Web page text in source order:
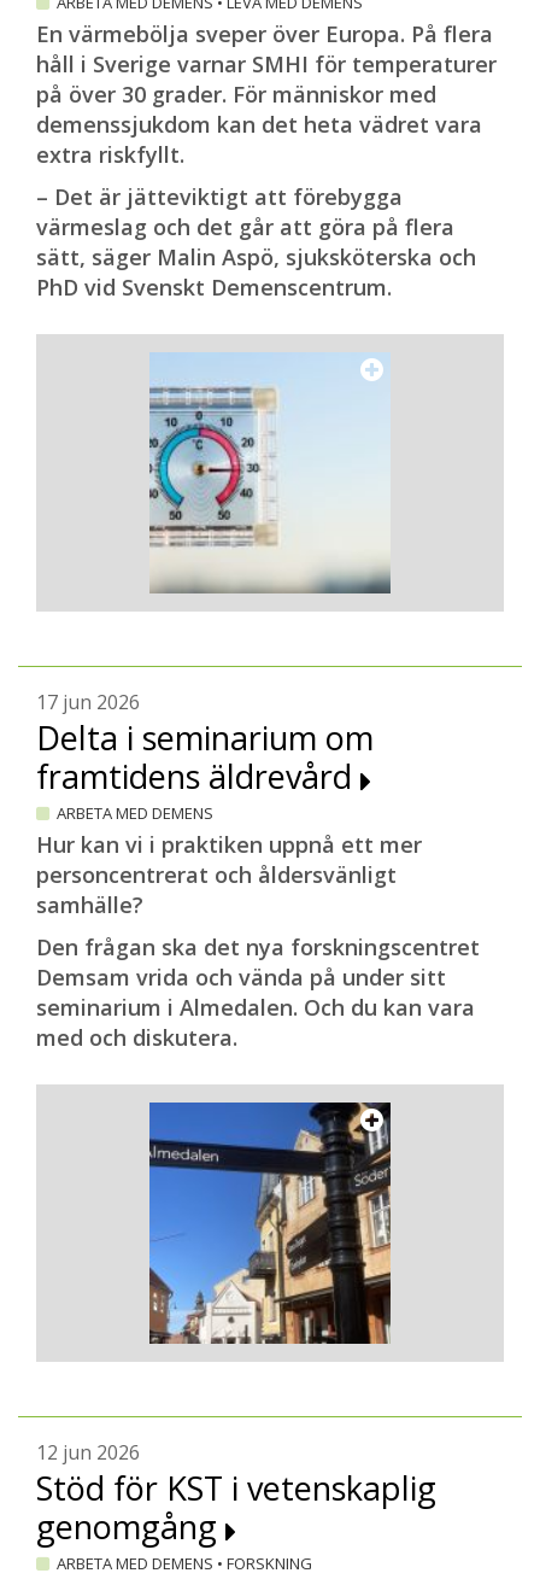
En värmebölja sveper över Europa. På flera
håll i Sverige varnar SMHI för temperaturer
på över 30 grader. För människor med
demenssjukdom kan det heta vädret vara
extra riskfyllt.
– Det är jätteviktigt att förebygga
värmeslag och det går att göra på flera
sätt, säger Malin Aspö, sjuksköterska och
PhD vid Svenskt Demenscentrum.
17 jun 2026
Delta i seminarium om
framtidens äldrevård
ARBETA MED DEMENS
Hur kan vi i praktiken uppnå ett mer
personcentrerat och åldersvänligt
samhälle?
Den frågan ska det nya forskningscentret
Demsam vrida och vända på under sitt
seminarium i Almedalen. Och du kan vara
med och diskutera.
12 jun 2026
Stöd för KST i vetenskaplig
genomgång
ARBETA MED DEMENS • FORSKNING